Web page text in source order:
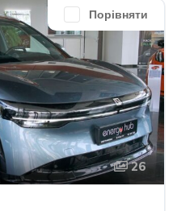
Порівняти
26